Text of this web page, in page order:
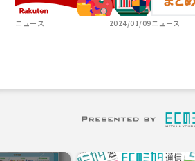
ニュース 2024/01/09ニュース